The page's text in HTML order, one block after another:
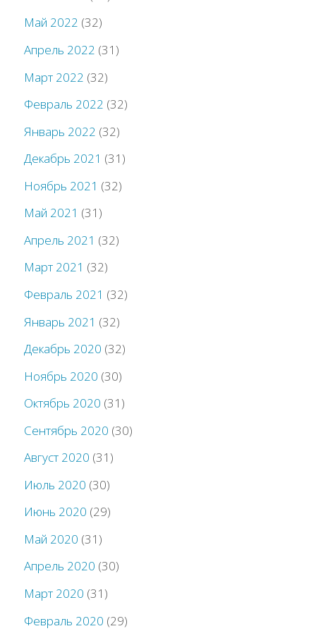
Май 2022 (32)
Апрель 2022 (31)
Март 2022 (32)
Февраль 2022 (32)
Январь 2022 (32)
Декабрь 2021 (31)
Ноябрь 2021 (32)
Май 2021 (31)
Апрель 2021 (32)
Март 2021 (32)
Февраль 2021 (32)
Январь 2021 (32)
Декабрь 2020 (32)
Ноябрь 2020 (30)
Октябрь 2020 (31)
Сентябрь 2020 (30)
Август 2020 (31)
Июль 2020 (30)
Июнь 2020 (29)
Май 2020 (31)
Апрель 2020 (30)
Март 2020 (31)
Февраль 2020 (29)